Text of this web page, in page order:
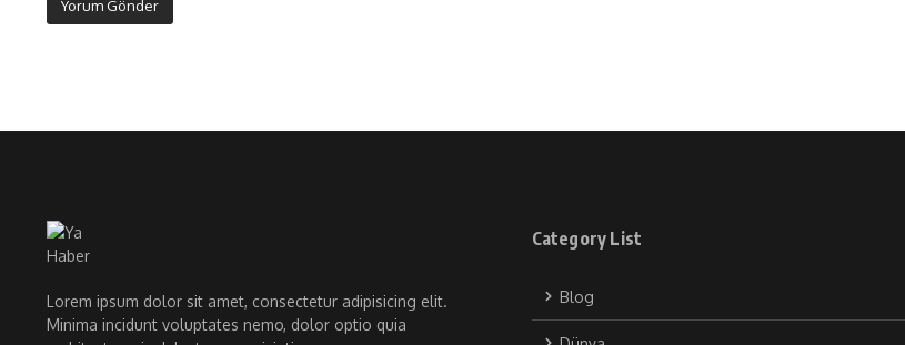
Lorem ipsum dolor sit amet, consectetur adipisicing elit.
Minima incidunt voluptates nemo, dolor optio quia
Category List
Blog